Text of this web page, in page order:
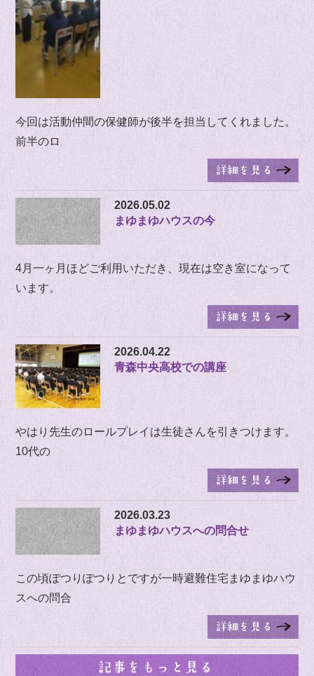
今回は活動仲間の保健師が後半を担当してくれました。
前半のロ
2026.05.02
まゆまゆハウスの今
4月一ヶ月ほどご利用いただき、現在は空き室になって
います。
2026.04.22
青森中央高校での講座
やはり先生のロールプレイは生徒さんを引きつけます。
10代の
2026.03.23
まゆまゆハウスへの問合せ
この頃ぽつりぽつりとですが一時避難住宅まゆまゆハウ
スへの問合